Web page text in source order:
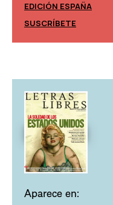
EDICIÓN ESPAÑA
SUSCRÍBETE
Aparece en: